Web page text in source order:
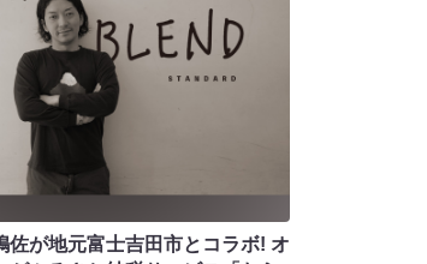
佐が地元富士吉田市とコラボ! オ